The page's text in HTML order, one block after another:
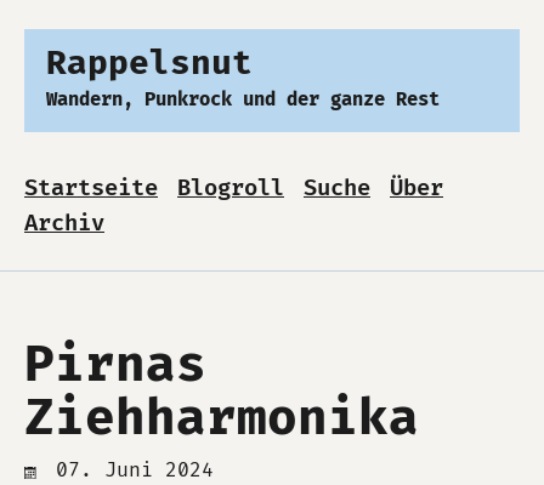
Rappelsnut
Wandern, Punkrock und der ganze Rest
Startseite Blogroll Suche
Über
Archiv
Pirnas
Ziehharmonika
07. Juni 2024